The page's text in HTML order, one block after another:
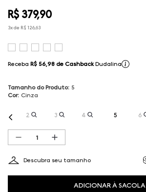
R$ 379,90
3x de R$ 126,63
Receba R$ 56,98 de Cashback Dudalina
Tamanho do Produto: 5
Cor: Cinza
2 3 4 5 6
Descubra seu tamanho
ADICIONAR À SACOLA